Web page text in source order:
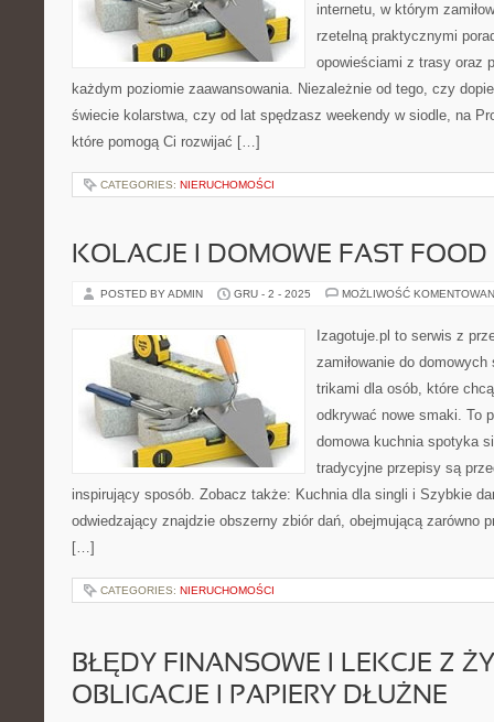
internetu, w którym
rzetelną praktycznymi
opowieściami z trasy oraz
każdym poziomie zaawansowania. Niezależnie od tego, czy
świecie kolarstwa, czy od lat spędzasz weekendy w siodle, na
które pomogą Ci rozwijać […]
CATEGORIES: NIERUCHOMOŚCI
KOLACJE I DOMOWE FAST FOOD
POSTED BY ADMIN GRU - 2 - 2025 MOŻLIWOŚĆ
Izagotuje.pl to serwis z
zamiłowanie do
trikami dla osób, które
odkrywać nowe smaki. To
domowa kuchnia spotyka
tradycyjne przepisy są
inspirujący sposób. Zobacz także: Kuchnia dla singli i Szybkie
odwiedzający znajdzie obszerny zbiór dań, obejmującą zarówno
[…]
CATEGORIES: NIERUCHOMOŚCI
BŁĘDY FINANSOWE I LEKCJE Z
OBLIGACJE I PAPIERY DŁUŻNE